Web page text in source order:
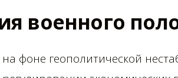
военного
фоне геополитической